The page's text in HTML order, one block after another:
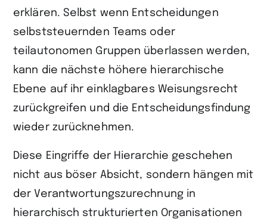
erklären. Selbst wenn Entscheidungen
selbststeuernden Teams oder
teilautonomen Gruppen überlassen werden,
kann die nächste höhere hierarchische
Ebene auf ihr einklagbares Weisungsrecht
zurückgreifen und die Entscheidungsfindung
wieder zurücknehmen.
Diese Eingriffe der Hierarchie geschehen
nicht aus böser Absicht, sondern hängen mit
der Verantwortungszurechnung in
hierarchisch strukturierten Organisationen